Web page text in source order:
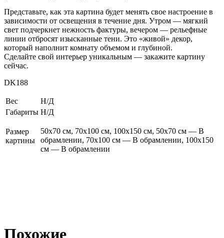
Представьте, как эта картина будет менять свое настроение в
зависимости от освещения в течение дня. Утром — мягкий
свет подчеркнет нежность фактуры, вечером — рельефные
линии отбросят изысканные тени. Это «живой» декор,
который наполнит комнату объемом и глубиной.
Сделайте свой интерьер уникальным — закажите картину
сейчас.
DK188
Вес
Н/Д
Габариты Н/Д
Размер
картины
50х70 см, 70х100 см, 100х150 см, 50х70 см — В
обрамлении, 70х100 см — В обрамлении, 100х150
см — В обрамлении
Похожие